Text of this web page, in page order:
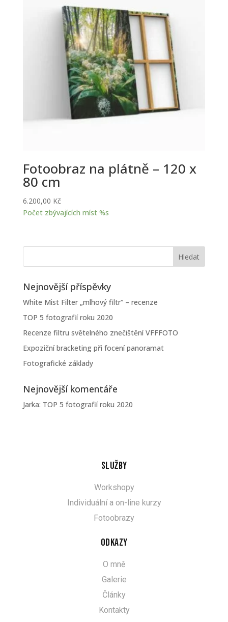
Fotoobraz na plátně – 120 x
80 cm
6.200,00 Kč
Počet zbývajících míst %s
Nejnovější příspěvky
White Mist Filter „mlhový filtr“ – recenze
TOP 5 fotografií roku 2020
Recenze filtru světelného znečištění VFFFOTO
Expoziční bracketing při focení panoramat
Fotografické základy
Nejnovější komentáře
Jarka: TOP 5 fotografií roku 2020
Služby
Workshopy
Individuální a on-line kurzy
Fotoobrazy
Odkazy
O mně
Galerie
Články
Kontakty